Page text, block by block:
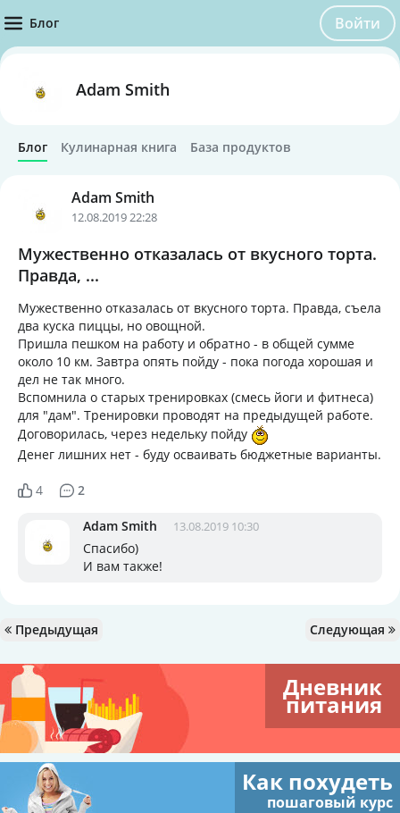
Блог Войти
Adam Smith
Блог Кулинарная книга База продуктов
Adam Smith
12.08.2019 22:28
Мужественно отказалась от вкусного торта.
Правда, ...
Мужественно отказалась от вкусного торта. Правда, съела
два куска пиццы, но овощной.
Пришла пешком на работу и обратно - в общей сумме
около 10 км. Завтра опять пойду - пока погода хорошая и
дел не так много.
Вспомнила о старых тренировках (смесь йоги и фитнеса)
для "дам". Тренировки проводят на предыдущей работе.
Договорилась, через недельку пойду
Денег лишних нет - буду осваивать бюджетные варианты.
4 2
Adam Smith 13.08.2019 10:30
Спасибо)
И вам также!
Предыдущая Следующая
Дневник
питания
Как похудеть
пошаговый курс